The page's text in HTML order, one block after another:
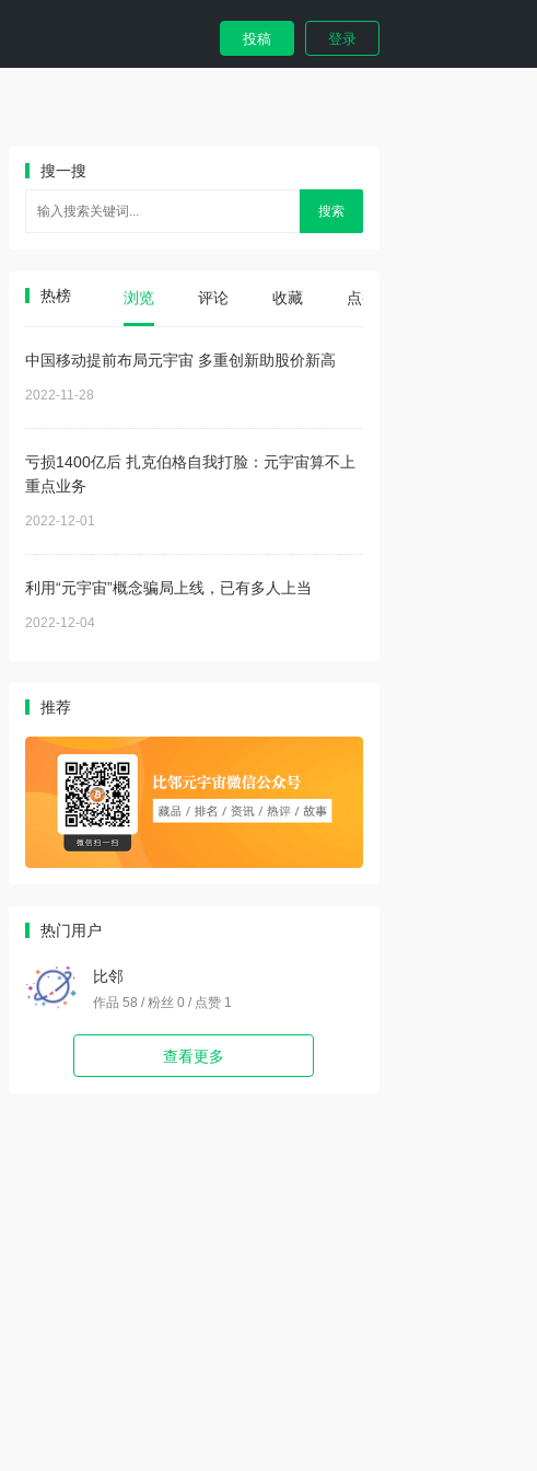
投稿 登录
搜一搜
搜索
热榜 浏览 评论 收藏 点赞
中国移动提前布局元宇宙 多重创新助股价新高
2022-11-28
亏损1400亿后 扎克伯格自我打脸：元宇宙算不上
重点业务
2022-12-01
利用“元宇宙”概念骗局上线，已有多人上当
2022-12-04
推荐
热门用户
比邻
作品 58 / 粉丝 0 / 点赞 1
查看更多